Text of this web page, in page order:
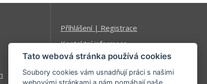
Příhlášení | Registrace
Kontaktní informace
Mapa stránek
Tato webová stránka používá cookies
Soubory cookies vám usnadňují práci s našimi